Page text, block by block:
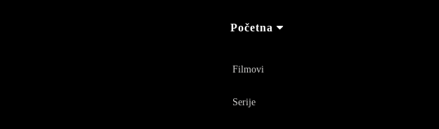
Početna
Filmovi
Serije